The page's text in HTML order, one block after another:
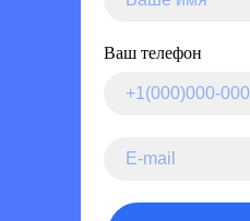
Ваш телефон